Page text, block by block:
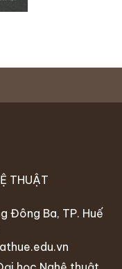
THUẬT
Đông Ba, TP. Huế